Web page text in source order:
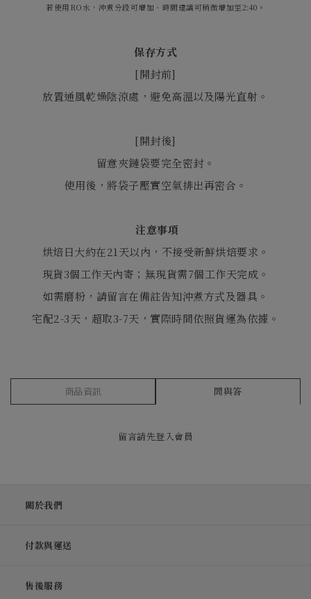
若使用RO水，沖煮分段可增加、時間建議可稍微增加至2:40。
保存方式
[開封前]
放置通風乾燥陰涼處，避免高溫以及陽光直射。
[開封後]
留意夾鏈袋要完全密封。
使用後，將袋子壓實空氣排出再密合。
注意事項
烘焙日大約在21天以內，不接受新鮮烘焙要求。
現貨3個工作天內寄；無現貨需7個工作天完成。
如需磨粉，請留言在備註告知沖煮方式及器具。
宅配2-3天，超取3-7天，實際時間依照貨運為依據。
商品資訊 問與答
留言請先登入會員
關於我們
付款與運送
售後服務